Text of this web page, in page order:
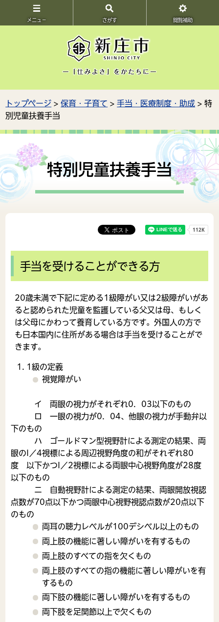
メニュ－ さがす 閲覧補助
トップページ >保育・子育て >手当・医療制度・助成 > 特
別児童扶養手当
特別児童扶養手当
手当を受けることができる方
20歳未満で下記に定める1級障がい又は2級障がいがあ
ると認められた児童を監護している父又は母、もしく
は父母にかわって養育している方です。外国人の方で
も日本国内に住所がある場合は手当を受けることがで
きます。
1級の定義
視覚障がい
イ 両眼の視力がそれぞれ0．03以下のもの
ロ 一眼の視力が0．04、他眼の視力が手動弁以
下のもの
ハ ゴールドマン型視野計による測定の結果、両
眼のI／4視標による周辺視野角度の和がそれぞれ80
度 以下かつI／2視標による両眼中心視野角度が28度
以下のもの
ニ 自動視野計による測定の結果、両眼開放視認
点数が70点以下かつ両眼中心視野視認点数が20点以下
のもの
両耳の聴力レベルが100デシベル以上のもの
両上肢の機能に著しい障がいを有するもの
両上肢のすべての指を欠くもの
両上肢のすべての指の機能に著しい障がいを有
するもの
両下肢の機能に著しい障がいを有するもの
両下肢を足関節以上で欠くもの